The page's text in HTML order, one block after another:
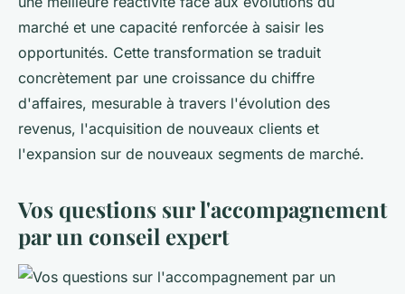
marché et une capacité renforcée à saisir les
opportunités. Cette transformation se traduit
concrètement par une croissance du chiffre
d'affaires, mesurable à travers l'évolution des
revenus, l'acquisition de nouveaux clients et
l'expansion sur de nouveaux segments de marché.
Vos questions sur l'accompagnement
par un conseil expert